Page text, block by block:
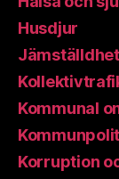
Husdjur
Jämställdhet
Kommunal
Korruption